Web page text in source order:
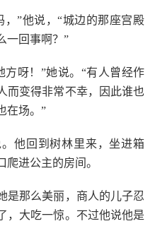
他说，“城边的那座宫殿
一回事啊？”
呀！”她说。“有人曾经作
而变得非常不幸，因此谁也
在场。”
他回到树林里来，坐进箱
进公主的房间。
那么美丽，商人的儿子忍
，大吃一惊。不过他说他是